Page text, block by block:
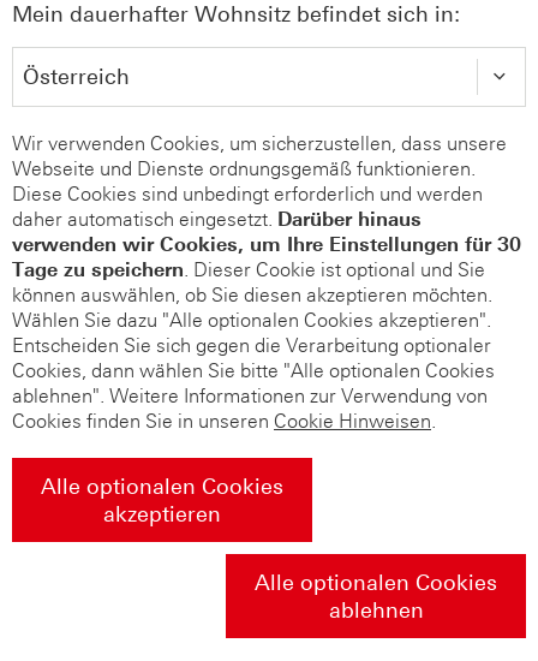
Mein dauerhafter Wohnsitz befindet sich in:
Wir verwenden Cookies, um sicherzustellen, dass unsere
Webseite und Dienste ordnungsgemäß funktionieren.
Diese Cookies sind unbedingt erforderlich und werden
daher automatisch eingesetzt. Darüber hinaus
verwenden wir Cookies, um Ihre Einstellungen für 30
Tage zu speichern. Dieser Cookie ist optional und Sie
können auswählen, ob Sie diesen akzeptieren möchten.
Wählen Sie dazu "Alle optionalen Cookies akzeptieren".
Entscheiden Sie sich gegen die Verarbeitung optionaler
Cookies, dann wählen Sie bitte "Alle optionalen Cookies
ablehnen". Weitere Informationen zur Verwendung von
Cookies finden Sie in unseren Cookie Hinweisen.
Alle optionalen Cookies
akzeptieren
Alle optionalen Cookies
ablehnen